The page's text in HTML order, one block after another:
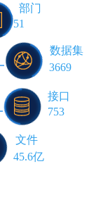
部门
51
数据集
3669
接口
753
文件
45.6亿